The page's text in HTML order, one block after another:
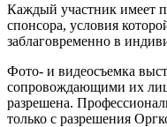
Каждый участник имеет
спонсора, условия
заблаговременно в
Фото- и видеосъемка
сопровождающими их
разрешена.
только с разрешения